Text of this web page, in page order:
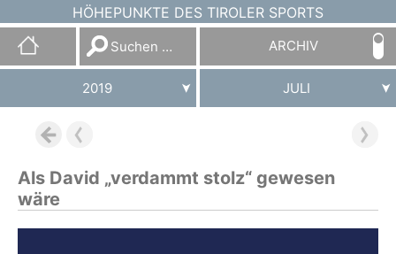
HÖHEPUNKTE DES TIROLER SPORTS
Suchen
nach:
ARCHIV
2019 JULI
Als David „verdammt stolz“ gewesen
wäre